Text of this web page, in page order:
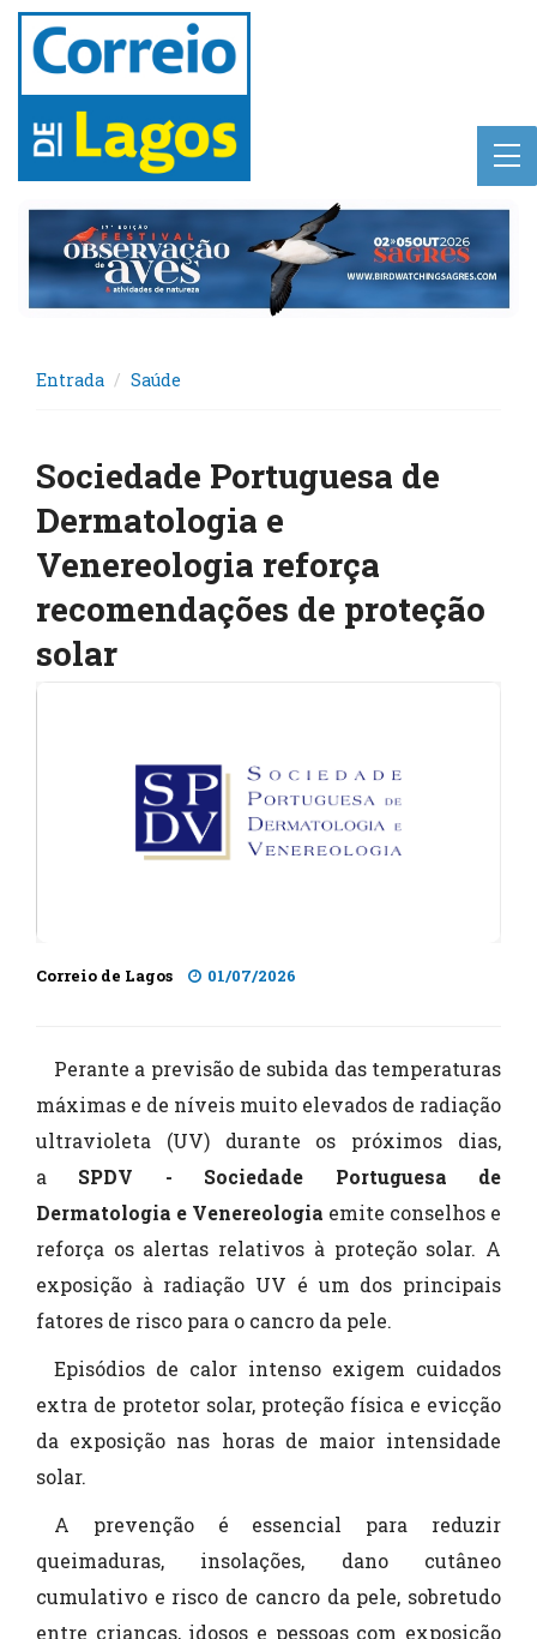
Entrada Saúde
Sociedade Portuguesa de
Dermatologia e
Venereologia reforça
recomendações de proteção
solar
Correio de Lagos 01/07/2026
Perante a previsão de subida das temperaturas
máximas e de níveis muito elevados de radiação
ultravioleta (UV) durante os próximos dias,
a SPDV - Sociedade Portuguesa de
Dermatologia e Venereologia emite conselhos e
reforça os alertas relativos à proteção solar. A
exposição à radiação UV é um dos principais
fatores de risco para o cancro da pele.
Episódios de calor intenso exigem cuidados
extra de protetor solar, proteção física e evicção
da exposição nas horas de maior intensidade
solar.
A prevenção é essencial para reduzir
queimaduras, insolações, dano cutâneo
cumulativo e risco de cancro da pele, sobretudo
entre crianças, idosos e pessoas com exposição